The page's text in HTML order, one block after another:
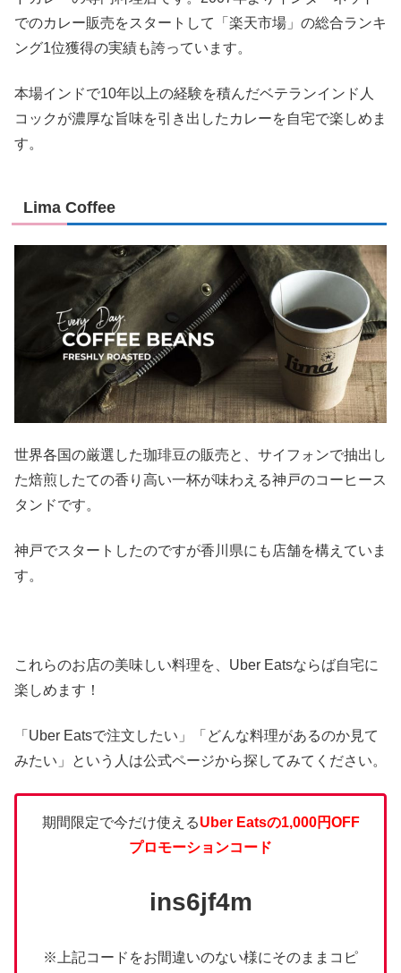
でのカレー販売をスタートして「楽天市場」の総合ランキ
ング1位獲得の実績も誇っています。
本場インドで10年以上の経験を積んだベテランインド人
コックが濃厚な旨味を引き出したカレーを自宅で楽しめま
す。
Lima Coffee
世界各国の厳選した珈琲豆の販売と、サイフォンで抽出し
た焙煎したての香り高い一杯が味わえる神戸のコーヒース
タンドです。
神戸でスタートしたのですが香川県にも店舗を構えていま
す。
これらのお店の美味しい料理を、Uber Eatsならば自宅に
楽しめます！
「Uber Eatsで注文したい」「どんな料理があるのか見て
みたい」という人は公式ページから探してみてください。
期間限定で今だけ使えるUber Eatsの1,000円OFF
プロモーションコード
ins6jf4m
※上記コードをお間違いのない様にそのままコピ